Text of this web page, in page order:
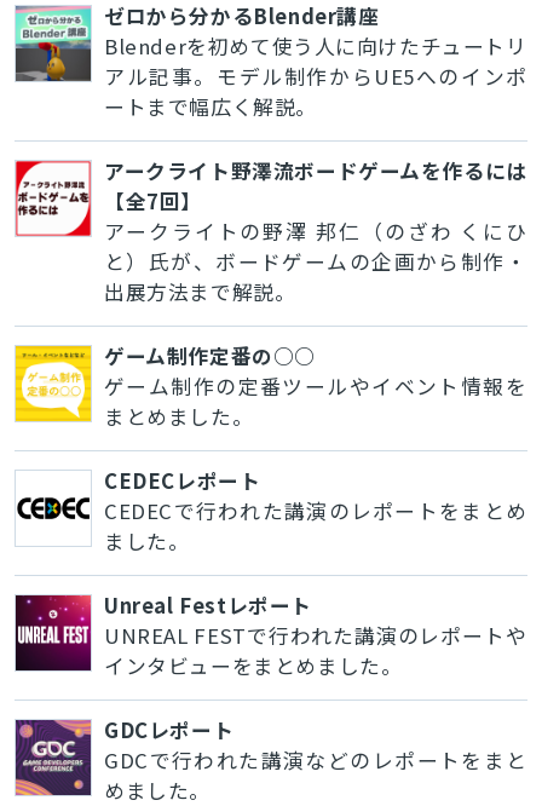
ゼロから分かるBlender講座
Blenderを初めて使う人に向けたチュートリ
アル記事。モデル制作からUE5へのインポ
ートまで幅広く解説。
アークライト野澤流ボードゲームを作るには
【全7回】
アークライトの野澤 邦仁（のざわ くにひ
と）氏が、ボードゲームの企画から制作・
出展方法まで解説。
ゲーム制作定番の○○
ゲーム制作の定番ツールやイベント情報を
まとめました。
CEDECレポート
CEDECで行われた講演のレポートをまとめ
ました。
Unreal Festレポート
UNREAL FESTで行われた講演のレポートや
インタビューをまとめました。
GDCレポート
GDCで行われた講演などのレポートをまと
めました。